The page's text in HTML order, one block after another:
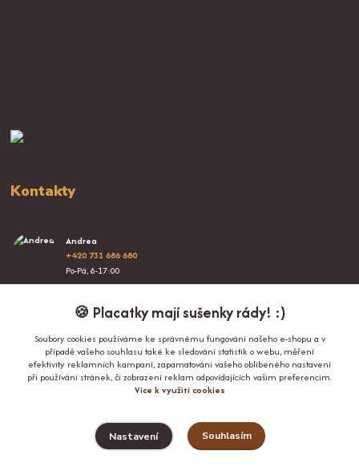
Kontakty
Andrea
+420 731 686 680
Po-Pá, 8-17:00
Upravit sběr cookies.
🍪 Placatky mají sušenky rády! :)
Soubory cookies používáme ke správnému fungování našeho e-shopu a v
případě vašeho souhlasu také ke sledování statistik o webu, měření
efektivity reklamních kampaní, zapamatování vašeho oblíbeného nastavení
při používání stránek, či zobrazení reklam odpovídajících vašim preferencím.
Více k využití cookies
Nastavení Souhlasím